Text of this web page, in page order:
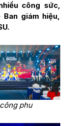
công sức,
giám hiệu,
phu